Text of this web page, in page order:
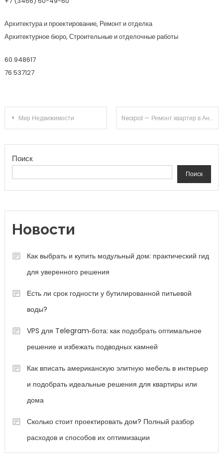
Архитектура и проектирование, Ремонт и отделка
Архитектурное бюро, Строительные и отделочные работы
60.948617
76.537127
Навигация по записям
Мир Недвижимости Neapol — Ремонт квартир в Анапе
Поиск
Поиск
Новости
Как выбрать и купить модульный дом: практический гид
для уверенного решения
Есть ли срок годности у бутилированной питьевой
воды?
VPS для Telegram‑бота: как подобрать оптимальное
решение и избежать подводных камней
Как вписать американскую элитную мебель в интерьер
и подобрать идеальные решения для квартиры или
дома
Сколько стоит проектировать дом? Полный разбор
расходов и способов их оптимизации